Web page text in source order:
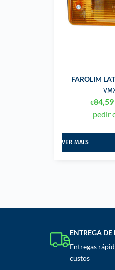
FAROLIM
€84,59
pedir
VER MAIS
ENTREGA
Entregas
custos